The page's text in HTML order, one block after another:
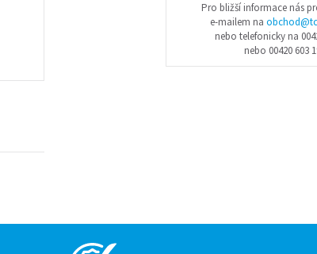
Pro bližší informace nás
e-mailem na
nebo telefonicky na
nebo 00420 603